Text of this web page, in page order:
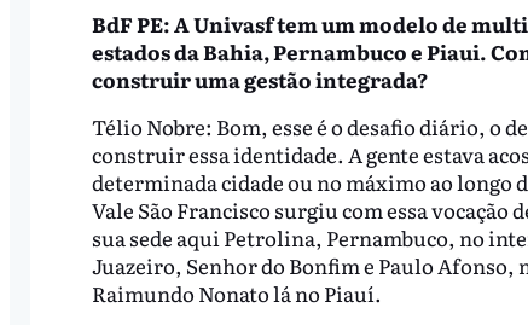
BdF PE: A Univasf tem um modelo de
estados da Bahia, Pernambuco e Piaui.
construir uma gestão integrada?
Télio Nobre: Bom, esse é o desafio diário, o
construir essa identidade. A gente estava
determinada cidade ou no máximo ao longo
Vale São Francisco surgiu com essa
sua sede aqui Petrolina, Pernambuco, no
Juazeiro, Senhor do Bonfim e Paulo Afonso,
Raimundo Nonato lá no Piauí.